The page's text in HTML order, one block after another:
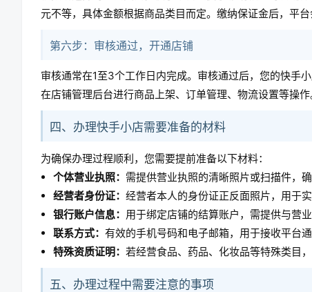
元不等，具体金额根据商品类目而定。缴纳保证金后，平台
第六步：审核通过，开通店铺
审核通常在1至3个工作日内完成。审核通过后，您的快手
在店铺管理后台进行商品上架、订单管理、物流设置等操作
四、办理快手小店需要准备的材料
为确保办理过程顺利，您需要提前准备以下材料：
个体营业执照： 需提供营业执照的清晰照片或扫描件，
经营者身份证： 经营者本人的身份证正反面照片，用于实
银行账户信息： 用于绑定店铺的结算账户，需提供与营
联系方式： 有效的手机号码和电子邮箱，用于接收平台通
特殊资质证明： 若经营食品、药品、化妆品等特殊类目
五、办理过程中需要注意的事项